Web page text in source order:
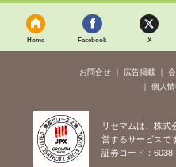
Home Facebook X
お問合せ 広告掲載
個人
リセマムは、株式
営するサービスで
証券コード：6038